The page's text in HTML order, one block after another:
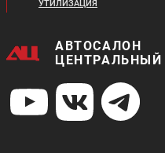
1 483 410 ₽
В кредит от:
УТИЛИЗАЦИЯ
АВТОСАЛОН
ЦЕНТРАЛЬНЫЙ